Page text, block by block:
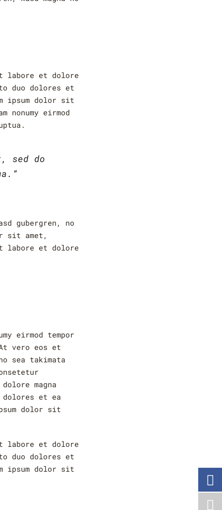
labore et dolore
duo dolores et
ipsum dolor sit
eirmod
sed do
gubergren, no
sit amet,
labore et dolore
eirmod tempor
vero eos et
sea takimata
magna
dolores et ea
dolor sit
labore et dolore
duo dolores et
ipsum dolor sit